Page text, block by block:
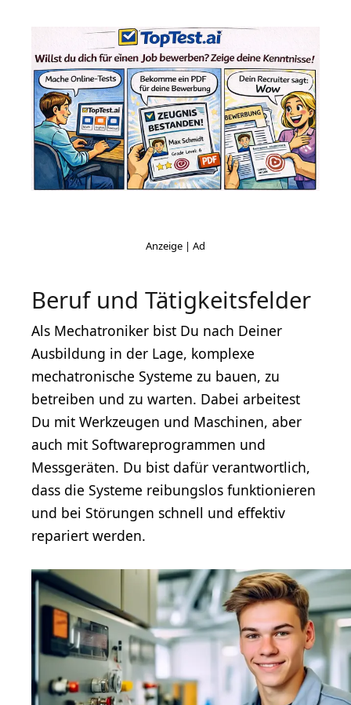
Beruf und Tätigkeitsfelder
Als Mechatroniker bist Du nach Deiner
Ausbildung in der Lage, komplexe
mechatronische Systeme zu bauen, zu
betreiben und zu warten. Dabei arbeitest
Du mit Werkzeugen und Maschinen, aber
auch mit Softwareprogrammen und
Messgeräten. Du bist dafür verantwortlich,
dass die Systeme reibungslos funktionieren
und bei Störungen schnell und effektiv
repariert werden.